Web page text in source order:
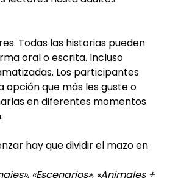
Todas las historias pueden
oral o escrita. Incluso
Los participantes
opción que más les guste o
en diferentes momentos
hay que dividir el mazo en
, «Escenarios», «Animales +